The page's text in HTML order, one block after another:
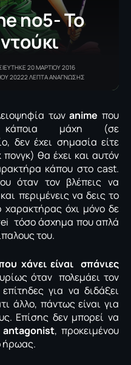
nο5- Το
20 ΜΑΡΤΙΟΥ 2016
20222 ΛΕΠΤΑ ΑΝΑΓΝΩΣΗΣ
τωνanime που
κάποια μάχη (σε
δεν έχει σημασία είτε
πονγκ) θα έχει και αυτόν
κάπου στο cast.
όταν τον βλέπεις να
περιμένεις να δεις το
χαρακτήρας όχι μόνο δε
τόσο άσχημα που απλά
του.
χάνει είναι σπάνιες
όταν πολεμάει τον
για να διδάξει
άλλο, πάντως είναι για
Επίσης δεν μπορεί να
antagonist, προκειμένου
ήρωας.